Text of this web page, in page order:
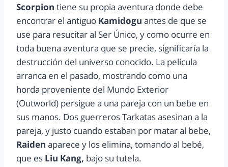
Scorpion tiene su propia aventura donde debe
encontrar el antiguo Kamidogu antes de que se
use para resucitar al Ser Único, y como ocurre en
toda buena aventura que se precie, significaría la
destrucción del universo conocido. La película
arranca en el pasado, mostrando como una
horda proveniente del Mundo Exterior
(Outworld) persigue a una pareja con un bebe en
sus manos. Dos guerreros Tarkatas asesinan a la
pareja, y justo cuando estaban por matar al bebe,
Raiden aparece y los elimina, tomando al bebé,
que es Liu Kang, bajo su tutela.